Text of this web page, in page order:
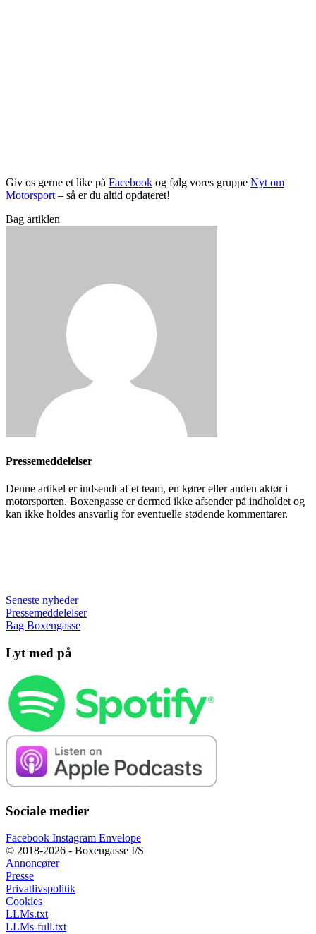
Giv os gerne et like på Facebook og følg vores gruppe Nyt om
Motorsport – så er du altid opdateret!
Bag artiklen
Pressemeddelelser
Denne artikel er indsendt af et team, en kører eller anden aktør i
motorsporten. Boxengasse er dermed ikke afsender på indholdet og
kan ikke holdes ansvarlig for eventuelle stødende kommentarer.
Seneste nyheder
Pressemeddelelser
Bag Boxengasse
Lyt med på
Sociale medier
Facebook Instagram Envelope
© 2018-2026 - Boxengasse I/S
Annoncører
Presse
Privatlivspolitik
Cookies
LLMs.txt
LLMs-full.txt